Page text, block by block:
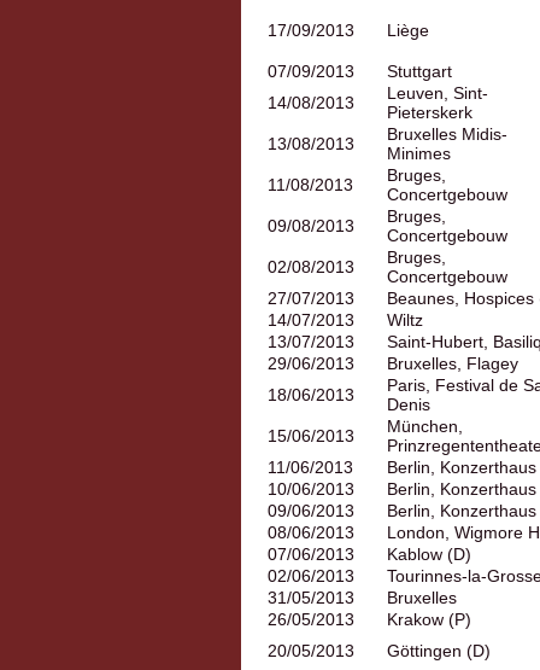
17/09/2013 Liège
07/09/2013
Stuttgart
14/08/2013
Leuven, Sint-
Pieterskerk
13/08/2013
Bruxelles Midis-
Minimes
11/08/2013
Bruges,
Concertgebouw
09/08/2013
Bruges,
Concertgebouw
02/08/2013
Bruges,
Concertgebouw
27/07/2013
Beaunes, Hospices
14/07/2013
Wiltz
13/07/2013
Saint-Hubert,
29/06/2013
Bruxelles, Flagey
18/06/2013
Paris, Festival de
Denis
15/06/2013
München,
11/06/2013
Berlin, Konzerthaus
10/06/2013
Berlin, Konzerthaus
09/06/2013
Berlin, Konzerthaus
08/06/2013
London, Wigmore
07/06/2013
Kablow (D)
02/06/2013
Tourinnes-la-
31/05/2013
Bruxelles
26/05/2013
Krakow (P)
20/05/2013
Göttingen (D)